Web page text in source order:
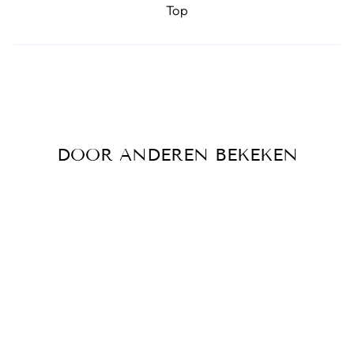
Top
DOOR ANDEREN BEKEKEN